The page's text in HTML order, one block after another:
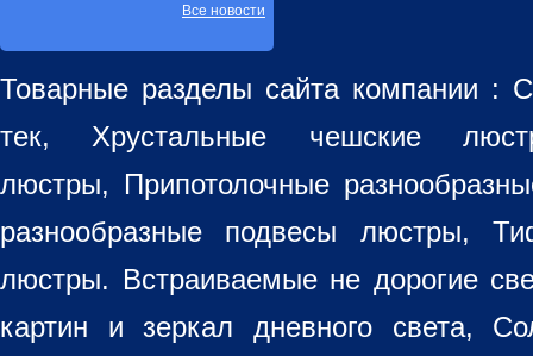
Все новости
Товарные разделы сайта компании :
тек, Хрустальные чешские
люстры, Припотолочные
разнообразные подвесы люстры,
люстры. Встраиваемые не дорогие
картин и зеркал дневного света,